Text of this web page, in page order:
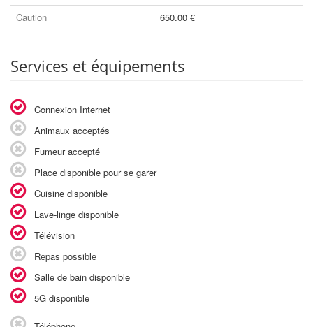
Caution
650.00 €
Services et équipements
Connexion Internet
Animaux acceptés
Fumeur accepté
Place disponible pour se garer
Cuisine disponible
Lave-linge disponible
Télévision
Repas possible
Salle de bain disponible
5G disponible